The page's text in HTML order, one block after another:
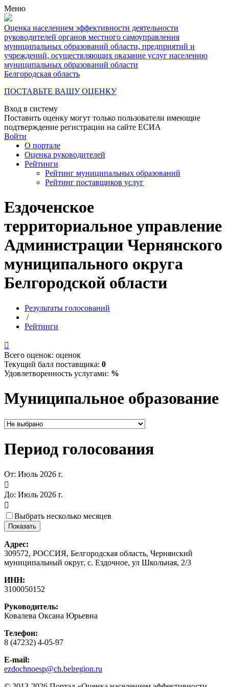
Меню
Оценка населением эффективности деятельности
руководителей органов местного самоуправления
муниципальных образований области, предприятий и
учреждений, осуществляющих оказание услуг населению
муниципальных образований области
Белгородская область
ПОСТАВЬТЕ ВАШУ ОЦЕНКУ
Вход в систему
Поставить оценку могут только пользователи имеющие
подтверждение регистрации на сайте ЕСИА
Войти
О портале
Оценка руководителей
Рейтинги
Рейтинг муниципальных образований
Рейтинг поставщиков услуг
Ездоченское
территориальное управление
Администрации Чернянского
муниципального округа
Белгородской области
Результаты голосований
/
Рейтинги

Всего оценок: оценок
Текущий балл поставщика: 0
Удовлетворенность услугами: %
Муниципальное образование
Период голосования
От: Июль 2026 г.

До: Июль 2026 г.

Выбрать несколько месяцев
Адрес:
309572, РОССИЯ, Белгородская область, Чернянский
муниципальный округ, с. Ездочное, ул Школьная, 2/3
ИНН:
3100050152
Руководитель:
Ковалева Оксана Юрьевна
Телефон:
8 (47232) 4-05-97
E-mail:
ezdochnoesp@ch.belregion.ru